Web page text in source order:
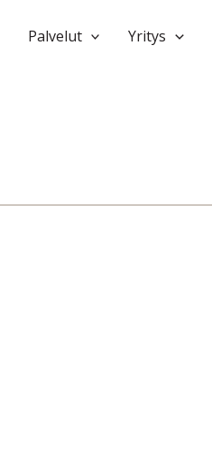
Palvelut Yritys